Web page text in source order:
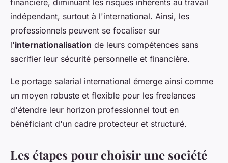
financière, diminuant les risques inhérents au travail
indépendant, surtout à l'international. Ainsi, les
professionnels peuvent se focaliser sur
l'internationalisation de leurs compétences sans
sacrifier leur sécurité personnelle et financière.
Le portage salarial international émerge ainsi comme
un moyen robuste et flexible pour les freelances
d'étendre leur horizon professionnel tout en
bénéficiant d'un cadre protecteur et structuré.
Les étapes pour choisir une société